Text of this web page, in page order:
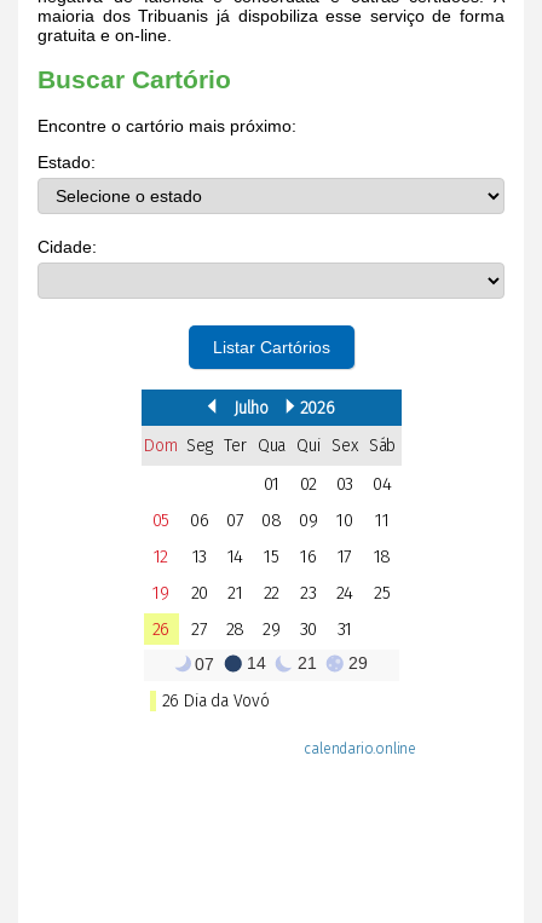
maioria dos Tribuanis já dispobiliza esse serviço de forma
gratuita e on-line.
Buscar Cartório
Encontre o cartório mais próximo:
Estado:
Cidade:
Listar Cartórios